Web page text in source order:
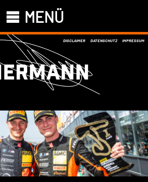
MENÜ
DISCLAIMER DATENSCHUTZ IMPRESSUM